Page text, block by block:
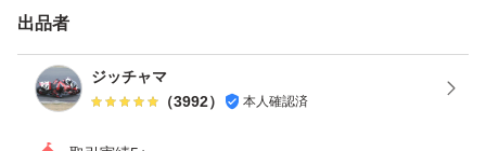
＊PCを処分するため今までのデータを完全に消去する。
● 当方のパソコンのリカバリ領域より作成をしたメディア
で、メーカー出荷時の状態にリカバリが出来ます。 ● リ
カバリ後のセットアップ時にプロダクトキーの入力は必要
出品者
ジッチャマ
（3992） 本人確認済